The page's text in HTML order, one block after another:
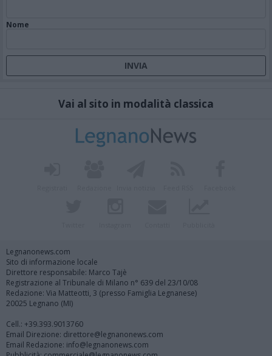
Nome
Vai al sito in modalità classica
Legnanonews.com
Sito di informazione locale
Direttore responsabile: Marco Tajè
Registrazione al Tribunale di Milano n° 639 del 23/10/08
Redazione: Via Matteotti, 3 (presso Famiglia Legnanese)
20025 Legnano (MI)
Cell.: +39.393.9013760
Email Direzione: direttore@legnanonews.com
Email Redazione: info@legnanonews.com